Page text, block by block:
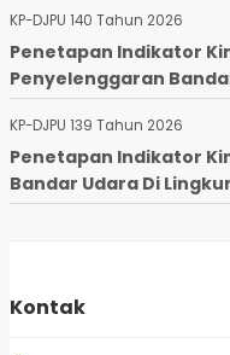
KP-DJPU 140 Tahun 2026
Penetapan Indikator
Penyelenggaran
KP-DJPU 139 Tahun 2026
Penetapan Indikator
Bandar Udara Di
Kontak